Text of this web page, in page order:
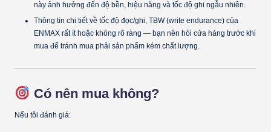
này ảnh hưởng đến độ bền, hiệu năng và tốc độ ghi ngẫu nhiên.
Thông tin chi tiết về tốc độ đọc/ghi, TBW (write endurance) của
ENMAX rất ít hoặc không rõ ràng — bạn nên hỏi cửa hàng trước khi
mua để tránh mua phải sản phẩm kém chất lượng.
Có nên mua không?
Nếu tôi đánh giá: